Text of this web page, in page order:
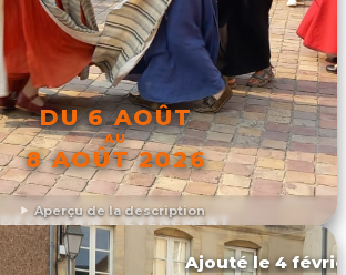
Aperçu de la description
DU 6 AOÛT
AU
8 AOÛT 2026
DÉCOUVRIR L'ÉVÉNEMENT
Ajouté le 4